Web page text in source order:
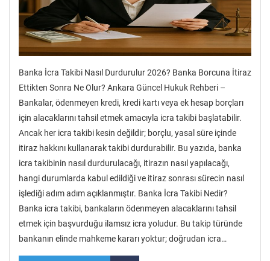
Banka İcra Takibi Nasıl Durdurulur 2026? Banka Borcuna İtiraz
Ettikten Sonra Ne Olur? Ankara Güncel Hukuk Rehberi –
Bankalar, ödenmeyen kredi, kredi kartı veya ek hesap borçları
için alacaklarını tahsil etmek amacıyla icra takibi başlatabilir.
Ancak her icra takibi kesin değildir; borçlu, yasal süre içinde
itiraz hakkını kullanarak takibi durdurabilir. Bu yazıda, banka
icra takibinin nasıl durdurulacağı, itirazın nasıl yapılacağı,
hangi durumlarda kabul edildiği ve itiraz sonrası sürecin nasıl
işlediği adım adım açıklanmıştır. Banka İcra Takibi Nedir?
Banka icra takibi, bankaların ödenmeyen alacaklarını tahsil
etmek için başvurduğu ilamsız icra yoludur. Bu takip türünde
bankanın elinde mahkeme kararı yoktur; doğrudan icra…